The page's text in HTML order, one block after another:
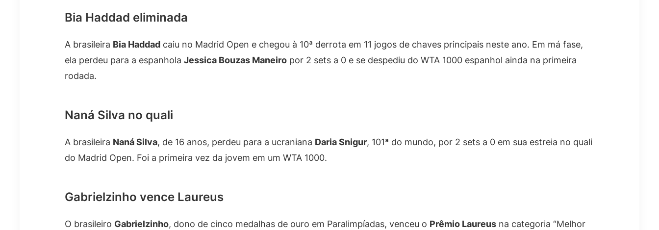
Bia Haddad eliminada
A brasileira Bia Haddad caiu no Madrid Open e chegou à 10ª derrota em 11 jogos de chaves principais neste ano. Em má fase,
ela perdeu para a espanhola Jessica Bouzas Maneiro por 2 sets a 0 e se despediu do WTA 1000 espanhol ainda na primeira
rodada.
Naná Silva no quali
A brasileira Naná Silva, de 16 anos, perdeu para a ucraniana Daria Snigur, 101ª do mundo, por 2 sets a 0 em sua estreia no quali
do Madrid Open. Foi a primeira vez da jovem em um WTA 1000.
Gabrielzinho vence Laureus
O brasileiro Gabrielzinho, dono de cinco medalhas de ouro em Paralimpíadas, venceu o Prêmio Laureus na categoria “Melhor